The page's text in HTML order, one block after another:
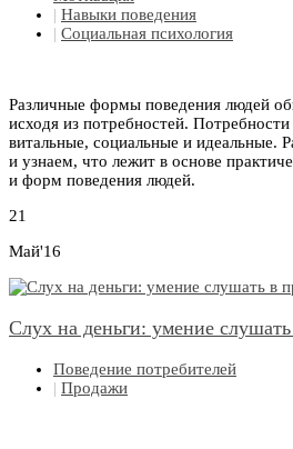
| Навыки поведения
| Социальная психология
Различные формы поведения людей
исходя из потребностей.
витальные, социальные и идеальные.
и узнаем, что лежит в основе
и форм поведения людей.
21
Май'16
Слух на деньги: умение
Поведение потребителей
| Продажи